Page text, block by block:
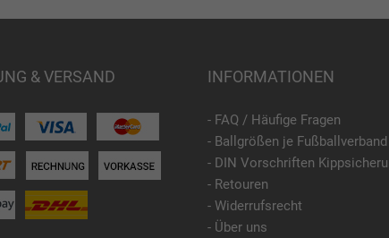
& VERSAND INFORMATIONEN
- FAQ / Häufige Fragen
- Ballgrößen je Fußballverband
- DIN Vorschriften
- Retouren
- Widerrufsrecht
- Über uns